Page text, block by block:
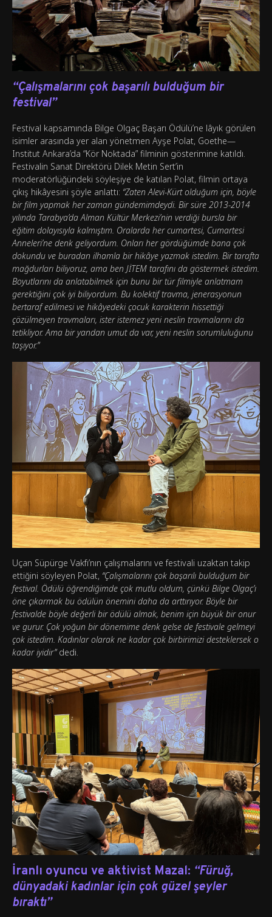
“Çalışmalarını çok başarılı bulduğum bir
festival”
Festival kapsamında Bilge Olgaç Başarı Ödülü’ne lâyık görülen
isimler arasında yer alan yönetmen Ayşe Polat, Goethe—
Institut Ankara’da “Kör Noktada” filminin gösterimine katıldı.
Festivalin Sanat Direktörü Dilek Metin Sert’in
moderatörlüğündeki söyleşiye de katılan Polat, filmin ortaya
çıkış hikâyesini şöyle anlattı: “Zaten Alevi-Kürt olduğum için, böyle
bir film yapmak her zaman gündemimdeydi. Bir süre 2013-2014
yılında Tarabya’da Alman Kültür Merkezi’nin verdiği bursla bir
eğitim dolayısıyla kalmıştım. Oralarda her cumartesi, Cumartesi
Anneleri’ne denk geliyordum. Onları her gördüğümde bana çok
dokundu ve buradan ilhamla bir hikâye yazmak istedim. Bir tarafta
mağdurları biliyoruz, ama ben JİTEM tarafını da göstermek istedim.
Boyutlarını da anlatabilmek için bunu bir tür filmiyle anlatmam
gerektiğini çok iyi biliyordum. Bu kolektif travma, jenerasyonun
bertaraf edilmesi ve hikâyedeki çocuk karakterin hissettiği
çözülmeyen travmaları, ister istemez yeni neslin travmalarını da
tetikliyor. Ama bir yandan umut da var, yeni neslin sorumluluğunu
taşıyor.”
Uçan Süpürge Vakfı’nın çalışmalarını ve festivali uzaktan takip
ettiğini söyleyen Polat, “Çalışmalarını çok başarılı bulduğum bir
festival. Ödülü öğrendiğimde çok mutlu oldum, çünkü Bilge Olgaç’ı
öne çıkarmak bu ödülün önemini daha da arttırıyor. Böyle bir
festivalde böyle değerli bir ödülü almak, benim için büyük bir onur
ve gurur. Çok yoğun bir dönemime denk gelse de festivale gelmeyi
çok istedim. Kadınlar olarak ne kadar çok birbirimizi desteklersek o
kadar iyidir”dedi.
İranlı oyuncu ve aktivist Mazal: “Füruğ,
dünyadaki kadınlar için çok güzel şeyler
bıraktı”